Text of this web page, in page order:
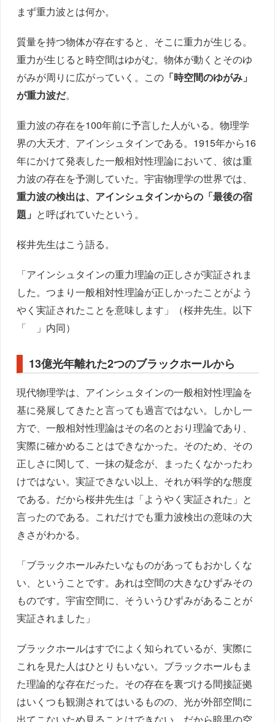
まず重力波とは何か。
質量を持つ物体が存在すると、そこに重力が生じる。
重力が生じると時空間はゆがむ。物体が動くとそのゆ
がみが周りに広がっていく。この 「時空間のゆがみ」
が重力波だ。
重力波の存在を100年前に予言した人がいる。物理学
界の大天才、アインシュタインである。1915年から16
年にかけて発表した一般相対性理論において、彼は重
力波の存在を予測していた。宇宙物理学の世界では、
重力波の検出は、アインシュタインからの「最後の宿
題」 と呼ばれていたという。
桜井先生はこう語る。
「アインシュタインの重力理論の正しさが実証されま
した。つまり一般相対性理論が正しかったことがよう
やく実証されたことを意味します」（桜井先生。以下
「 」内同）
13億光年離れた2つのブラックホールから
現代物理学は、アインシュタインの一般相対性理論を
基に発展してきたと言っても過言ではない。しかし一
方で、一般相対性理論はその名のとおり理論であり、
実際に確かめることはできなかった。そのため、その
正しさに関して、一抹の疑念が、まったくなかったわ
けではない。実証できない以上、それが科学的な態度
である。だから桜井先生は「ようやく実証された」と
言ったのである。これだけでも重力波検出の意味の大
きさがわかる。
「ブラックホールみたいなものがあってもおかしくな
い、ということです。あれは空間の大きなひずみその
ものです。宇宙空間に、そういうひずみがあることが
実証されました」
ブラックホールはすでによく知られているが、実際に
これを見た人はひとりもいない。ブラックホールもま
た理論的な存在だった。その存在を裏づける間接証拠
はいくつも観測されてはいるものの、光が外部空間に